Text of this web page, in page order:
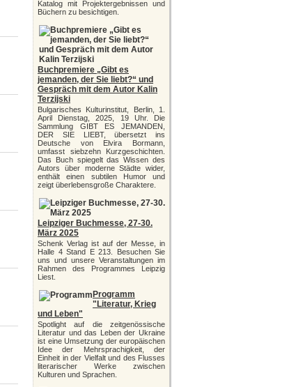
Katalog mit Projektergebnissen und
Büchern zu besichtigen.
Buchpremiere „Gibt es
jemanden, der Sie liebt?“ und
Gespräch mit dem Autor Kalin
Terzijski
Bulgarisches Kulturinstitut, Berlin, 1.
April Dienstag, 2025, 19 Uhr. Die
Sammlung GIBT ES JEMANDEN,
DER SIE LIEBT, übersetzt ins
Deutsche von Elvira Bormann,
umfasst siebzehn Kurzgeschichten.
Das Buch spiegelt das Wissen des
Autors über moderne Städte wider,
enthält einen subtilen Humor und
zeigt überlebensgroße Charaktere.
Leipziger Buchmesse, 27-30.
März 2025
Schenk Verlag ist auf der Messe, in
Halle 4 Stand E 213. Besuchen Sie
uns und unsere Veranstaltungen im
Rahmen des Programmes Leipzig
Liest.
Programm
"Literatur, Krieg
und Leben"
Spotlight auf die zeitgenössische
Literatur und das Leben der Ukraine
ist eine Umsetzung der europäischen
Idee der Mehrsprachigkeit, der
Einheit in der Vielfalt und des Flusses
literarischer Werke zwischen
Kulturen und Sprachen.